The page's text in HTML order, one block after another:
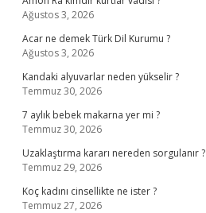
Ağustos 3, 2026
Acar ne demek Türk Dil Kurumu ?
Ağustos 3, 2026
Kandaki alyuvarlar neden yükselir ?
Temmuz 30, 2026
7 aylık bebek makarna yer mi ?
Temmuz 30, 2026
Uzaklaştırma kararı nereden sorgulanır ?
Temmuz 29, 2026
Koç kadını cinsellikte ne ister ?
Temmuz 27, 2026